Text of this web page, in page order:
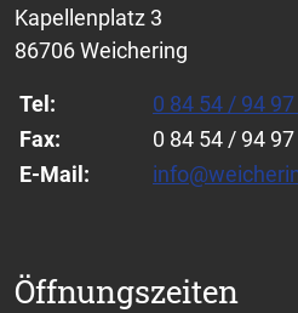
Kapellenplatz 3
86706 Weichering
Tel:
0 84 54 / 94 97
Fax:
0 84 54 / 94
E-Mail:
Öffnungszeiten